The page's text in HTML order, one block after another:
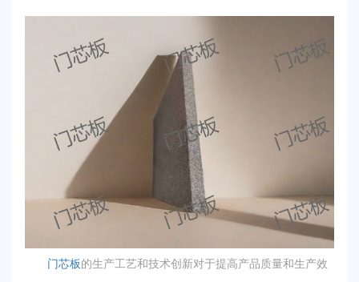
门芯板 的生产工艺和技术创新对于提高产品质量和生产效